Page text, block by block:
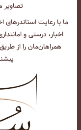
تصاویر
ما با رعایت استاندرهای
اخبار، درستی و
همراهان‌مان را از